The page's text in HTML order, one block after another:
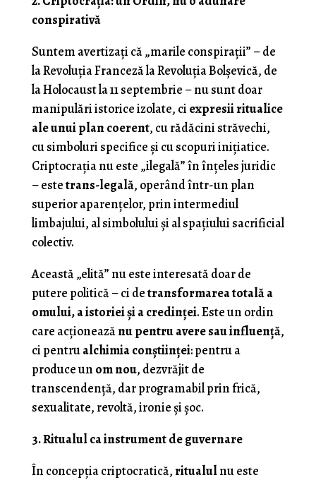
conspirativă
Suntem avertizaţi că „marile conspirații” – de
la Revoluția Franceză la Revoluția Bolșevică, de
la Holocaust la 11 septembrie – nu sunt doar
manipulări istorice izolate, ci expresii ritualice
ale unui plan coerent, cu rădăcini străvechi,
cu simboluri specifice și cu scopuri inițiatice.
Criptocrația nu este „ilegală” în înțeles juridic
– estetrans-legală, operând într-un plan
superior aparențelor, prin intermediul
limbajului, al simbolului și al spațiului sacrificial
colectiv.
Această „elită” nu este interesată doar de
putere politică – ci detransformarea totală a
omului, a istoriei și a credinței. Este un ordin
care acționeazănu pentru avere sau influență,
ci pentrualchimia conștiinței: pentru a
produce un om nou, dezvrăjit de
transcendență, dar programabil prin frică,
sexualitate, revoltă, ironie și șoc.
3. Ritualul ca instrument de guvernare
În concepția criptocratică,ritualulnu este